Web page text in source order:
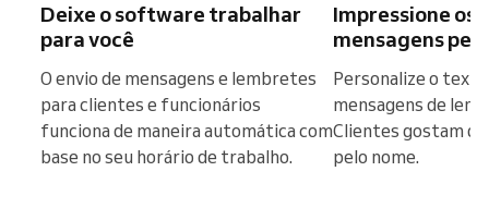
Deixe o software trabalhar
para você
O envio de mensagens e lembretes
para clientes e funcionários
funciona de maneira automática com
base no seu horário de trabalho.
Impressione os
mensagens
Personalize o texto
mensagens de
Clientes gostam
pelo nome.